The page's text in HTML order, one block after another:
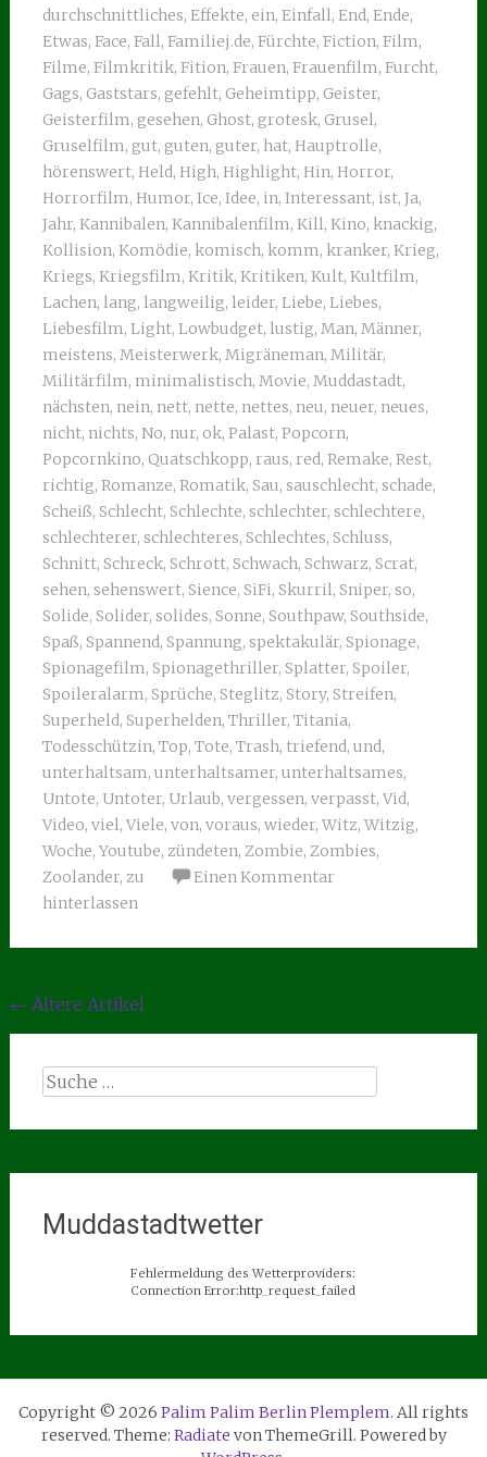
durchschnittliches, Effekte, ein, Einfall, End, Ende,
Etwas, Face, Fall, Familiej.de, Fürchte, Fiction, Film,
Filme, Filmkritik, Fition, Frauen, Frauenfilm, Furcht,
Gags, Gaststars, gefehlt, Geheimtipp, Geister,
Geisterfilm, gesehen, Ghost, grotesk, Grusel,
Gruselfilm, gut, guten, guter, hat, Hauptrolle,
hörenswert, Held, High, Highlight, Hin, Horror,
Horrorfilm, Humor, Ice, Idee, in, Interessant, ist, Ja,
Jahr, Kannibalen, Kannibalenfilm, Kill, Kino, knackig,
Kollision, Komödie, komisch, komm, kranker, Krieg,
Kriegs, Kriegsfilm, Kritik, Kritiken, Kult, Kultfilm,
Lachen, lang, langweilig, leider, Liebe, Liebes,
Liebesfilm, Light, Lowbudget, lustig, Man, Männer,
meistens, Meisterwerk, Migräneman, Militär,
Militärfilm, minimalistisch, Movie, Muddastadt,
nächsten, nein, nett, nette, nettes, neu, neuer, neues,
nicht, nichts, No, nur, ok, Palast, Popcorn,
Popcornkino, Quatschkopp, raus, red, Remake, Rest,
richtig, Romanze, Romatik, Sau, sauschlecht, schade,
Scheiß, Schlecht, Schlechte, schlechter, schlechtere,
schlechterer, schlechteres, Schlechtes, Schluss,
Schnitt, Schreck, Schrott, Schwach, Schwarz, Scrat,
sehen, sehenswert, Sience, SiFi, Skurril, Sniper, so,
Solide, Solider, solides, Sonne, Southpaw, Southside,
Spaß, Spannend, Spannung, spektakulär, Spionage,
Spionagefilm, Spionagethriller, Splatter, Spoiler,
Spoileralarm, Sprüche, Steglitz, Story, Streifen,
Superheld, Superhelden, Thriller, Titania,
Todesschützin, Top, Tote, Trash, triefend, und,
unterhaltsam, unterhaltsamer, unterhaltsames,
Untote, Untoter, Urlaub, vergessen, verpasst, Vid,
Video, viel, Viele, von, voraus, wieder, Witz, Witzig,
Woche, Youtube, zündeten, Zombie, Zombies,
Zoolander, zu
Einen Kommentar
hinterlassen
Beitragsnavigation
← Ältere Artikel
Suche
Muddastadtwetter
Fehlermeldung des Wetterproviders:
Connection Error:http_request_failed
Copyright © 2026 Palim Palim Berlin Plemplem. All rights
reserved. Theme: Radiate von ThemeGrill. Powered by